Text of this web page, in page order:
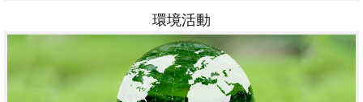
環境活動